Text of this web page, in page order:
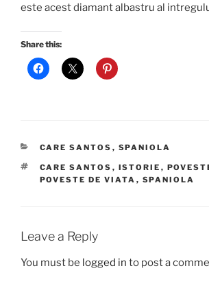
este acest diamant albastru al
Share this:
CATEGORIES
CARE SANTOS , SPANIOLA
TAGS
CARE SANTOS , ISTORIE ,
POVESTE DE VIATA , SPANIOLA
Leave a Reply
You must be logged in to post a